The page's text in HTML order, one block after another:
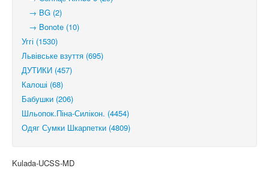
→ BG (2)
→ Bonote (10)
Уггі (1530)
Львівське взуття (695)
ДУТИКИ (457)
Калоші (68)
Бабушки (206)
Шльопок.Піна-Силікон. (4454)
Одяг Сумки Шкарпетки (4809)
Kulada-UCSS-MD